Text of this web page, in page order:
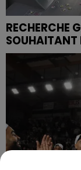
RECHERCHE
SOUHAITANT